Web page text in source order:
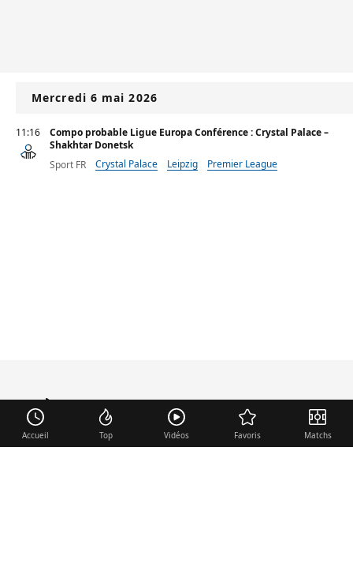
Mercredi 6 mai 2026
11:16
Compo probable Ligue Europa Conférence : Crystal Palace –
Shakhtar Donetsk
Sport FR
Crystal Palace Leipzig Premier League
mercato
Accueil Top Vidéos Favoris Matchs